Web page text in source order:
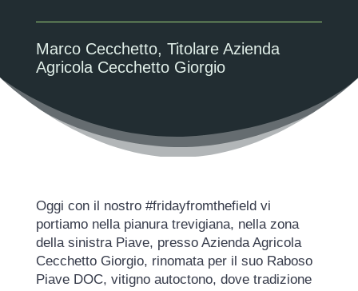
Marco Cecchetto, Titolare Azienda
Agricola Cecchetto Giorgio
Oggi con il nostro #fridayfromthefield vi
portiamo nella pianura trevigiana, nella zona
della sinistra Piave, presso Azienda Agricola
Cecchetto Giorgio, rinomata per il suo Raboso
Piave DOC, vitigno autoctono, dove tradizione